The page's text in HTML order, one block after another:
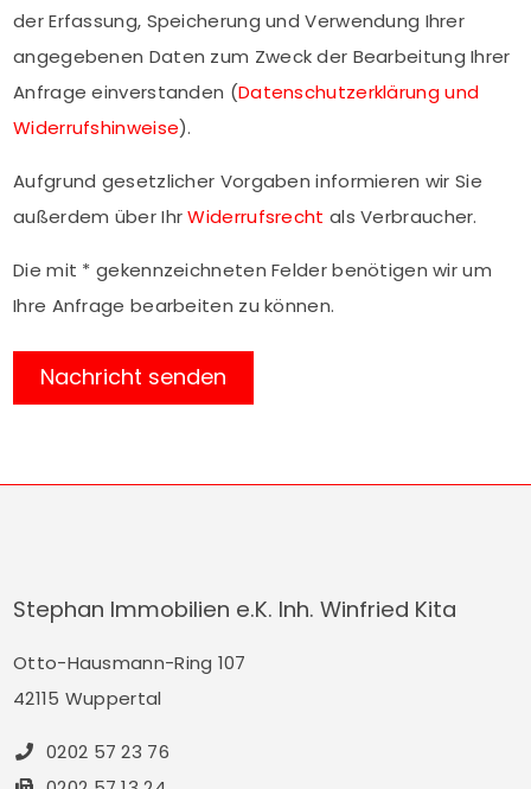
der Erfassung, Speicherung und Verwendung Ihrer
angegebenen Daten zum Zweck der Bearbeitung Ihrer
Anfrage einverstanden (Datenschutzerklärung und
Widerrufshinweise).
Aufgrund gesetzlicher Vorgaben informieren wir Sie
außerdem über IhrWiderrufsrecht als Verbraucher.
Die mit * gekennzeichneten Felder benötigen wir um
Ihre Anfrage bearbeiten zu können.
Stephan Immobilien e.K. Inh. Winfried Kita
Otto-Hausmann-Ring 107
42115 Wuppertal
0202 57 23 76